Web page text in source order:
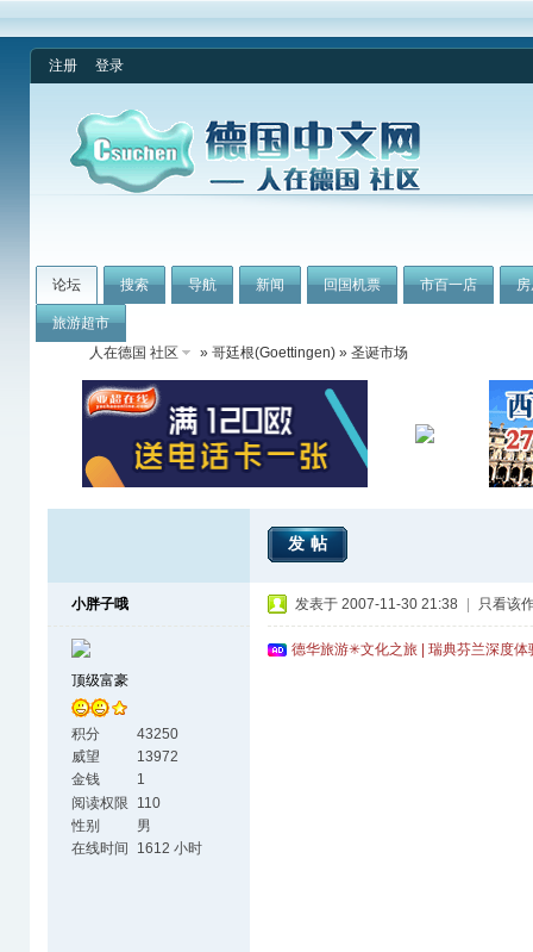
注册 登录
论坛 搜索 导航 新闻 回国机票 市百一店
旅游超市
人在德国 社区
» 哥廷根(Goettingen) » 圣诞市场
发帖
小胖子哦
顶级富豪
积分
43250
威望
13972
金钱
1
阅读权限
110
性别
男
在线时间
1612 小时
发表于 2007-11-30 21:38 只看该
德华旅游✳文化之旅 | 瑞典芬兰深度